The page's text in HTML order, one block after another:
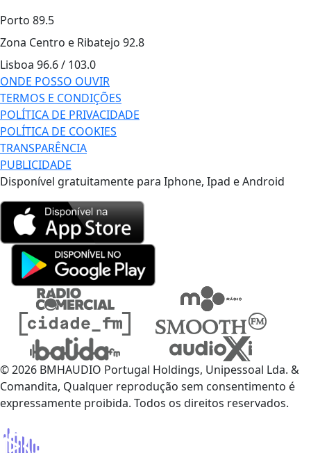
Porto 89.5
Zona Centro e Ribatejo 92.8
Lisboa 96.6 / 103.0
ONDE POSSO OUVIR
TERMOS E CONDIÇÕES
POLÍTICA DE PRIVACIDADE
POLÍTICA DE COOKIES
TRANSPARÊNCIA
PUBLICIDADE
Disponível gratuitamente para Iphone, Ipad e Android
© 2026 BMHAUDIO Portugal Holdings, Unipessoal Lda. &
Comandita, Qualquer reprodução sem consentimento é
expressamente proibida. Todos os direitos reservados.